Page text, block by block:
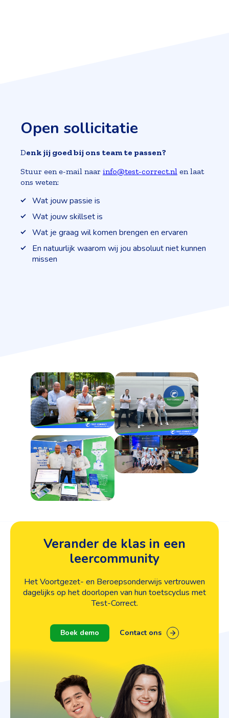
Open sollicitatie
Denk jij goed bij ons team te passen?
Stuur een e-mail naar info@test-correct.nl en laat
ons weten:
Wat jouw passie is
Wat jouw skillset is
Wat je graag wil komen brengen en ervaren
En natuurlijk waarom wij jou absoluut niet kunnen
missen
Verander de klas in een
leercommunity
Het Voortgezet- en Beroepsonderwijs vertrouwen
dagelijks op het doorlopen van hun toetscyclus met
Test-Correct.
Boek demo Contact ons